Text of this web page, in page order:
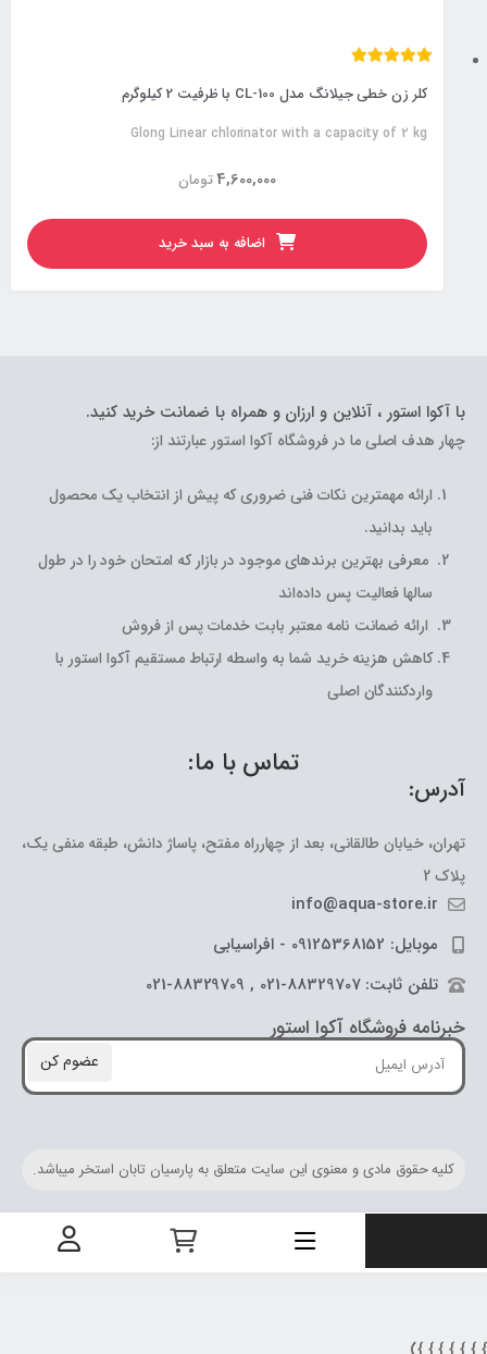
کلر زن خطی جیلانگ مدل CL-100 با ظرفیت 2 کیلوگرم
Glong Linear chlorinator with a capacity of 2 kg
تومان4,600,000
اضافه به سبد خرید
با آکوا استور ، آنلاین و ارزان و همراه با ضمانت خرید کنید.
چهار هدف اصلی ما در فروشگاه آکوا استور عبارتند از:
ارائه مهمترین نکات فنی ضروری که پیش از انتخاب یک محصول
باید بدانید.
معرفی بهترین برندهای موجود در بازار که امتحان خود را در طول
سالها فعالیت پس داده‌اند
ارائه ضمانت نامه معتبر بابت خدمات پس از فروش
کاهش هزینه خرید شما به واسطه ارتباط مستقیم آکوا استور با
واردکنندگان اصلی
تماس با ما:
آدرس:
تهران، خیابان طالقانی، بعد از چهارراه مفتح، پاساژ دانش، طبقه منفی یک،
پلاک 2
info@aqua-store.ir
موبایل: 09125368152 - افراسیابی
تلفن ثابت: 88329707-021 , 88329709-021
خبرنامه فروشگاه آکوا استور
عضوم کن
کلیه حقوق مادی و معنوی این سایت متعلق به پارسیان تابان استخر میباشد.